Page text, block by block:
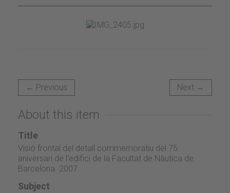
← Previous Next →
About this item
Title
Visió frontal del detall commemoratiu del 75
aniversari de l'edifici de la Facultat de Nàutica de
Barcelona. 2007.
Subject